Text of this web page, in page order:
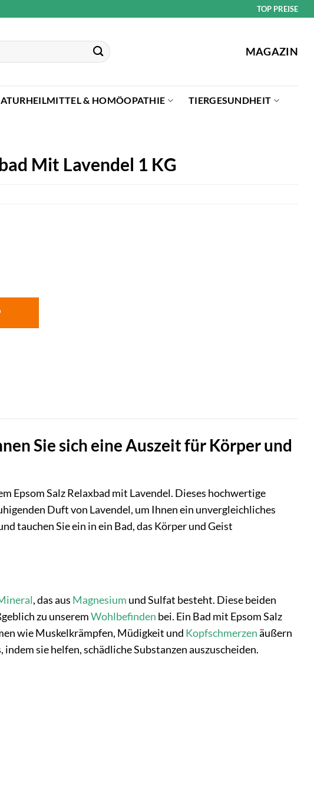
TOP PREISE
MAGAZIN
& HOMÖOPATHIE TIERGESUNDHEIT
Mit Lavendel 1 KG
Sie sich eine Auszeit für Körper und
Epsom Salz Relaxbad mit Lavendel. Dieses hochwertige
Duft von Lavendel, um Ihnen ein unvergleichliches
tauchen Sie ein in ein Bad, das Körper und Geist
, das aus Magnesium und Sulfat besteht. Diese beiden
zu unseremWohlbefinden bei. Ein Bad mit Epsom Salz
wie Muskelkrämpfen, Müdigkeit und Kopfschmerzenäußern
sie helfen, schädliche Substanzen auszuscheiden.